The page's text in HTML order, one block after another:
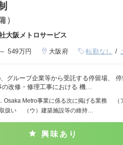
）
大阪メトロサービス
549万円 大阪府 転勤なし
グループ企業等から受託する停留場、
改修・修理工事における 機…
Osaka Metro事業に係る次に掲げる業務
取扱い （ウ）建築施設等の維持…
興味あり